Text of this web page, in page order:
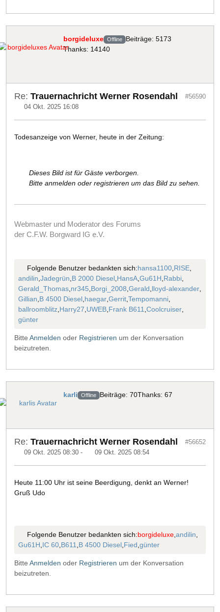
borgideluxe Offline Beiträge: 5173
Thanks: 14140
Re: Trauernachricht Werner Rosendahl
04 Okt. 2025 16:08
#56590
Todesanzeige von Werner, heute in der Zeitung:
Dieses Bild ist für Gäste verborgen.
Bitte anmelden oder registrieren um das Bild zu sehen.
Webmaster und Moderator des Forums
der C.F.W. Borgward IG e.V.
Folgende Benutzer bedankten sich:hansa1100,RISE,
andilin,Jadegrün,B 2000 Diesel,HansA,Gu61H,Rabbi,
Gerald_Thomas,nr345,Borgi_2008,Gerald,lloyd-alexander,
Gillian,B 4500 Diesel,haegar,Gerrit,Tempomanni,
ballroomblitz,Harry27,UWEB,Frank B611,Coolcruiser,
günter
Bitte Anmelden oder Registrieren um der Konversation
beizutreten.
karli Offline Beiträge: 70Thanks: 67
Re: Trauernachricht Werner Rosendahl
09 Okt. 2025 08:30 - 09 Okt. 2025 08:54
#56652
Heute 11:00 Uhr ist seine Beerdigung, denkt an Werner!
Gruß Udo
Folgende Benutzer bedankten sich:borgideluxe,andilin,
Gu61H,IC 60,B611,B 4500 Diesel,Fied,günter
Bitte Anmelden oder Registrieren um der Konversation
beizutreten.